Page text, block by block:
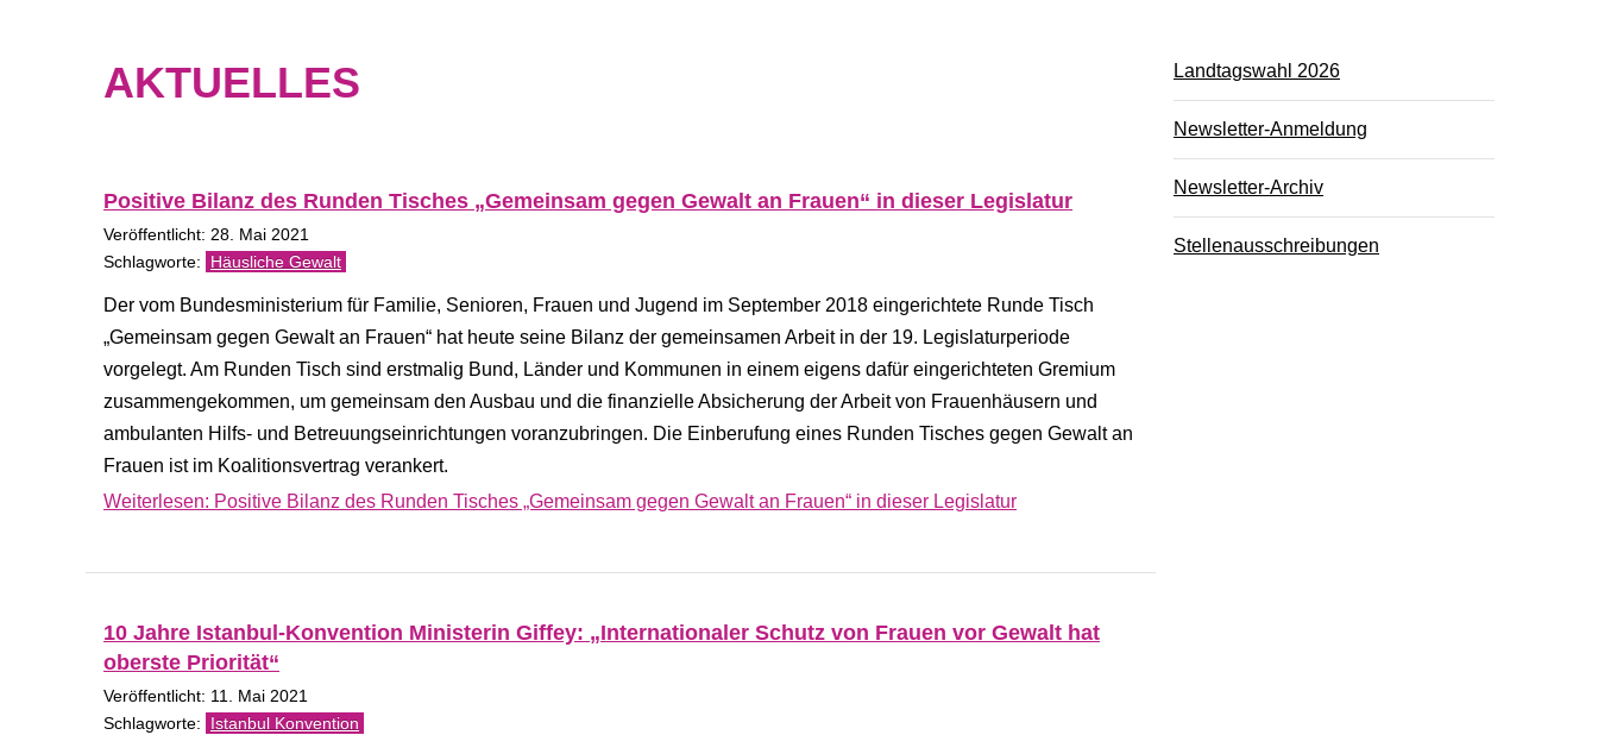
AKTUELLES
Positive Bilanz des Runden Tisches „Gemeinsam gegen Gewalt an Frauen“ in dieser Legislatur
Veröffentlicht: 28. Mai 2021
Häusliche Gewalt
Der vom Bundesministerium für Familie, Senioren, Frauen und Jugend im September 2018 eingerichtete Runde Tisch
„Gemeinsam gegen Gewalt an Frauen“ hat heute seine Bilanz der gemeinsamen Arbeit in der 19. Legislaturperiode
vorgelegt. Am Runden Tisch sind erstmalig Bund, Länder und Kommunen in einem eigens dafür eingerichteten Gremium
zusammengekommen, um gemeinsam den Ausbau und die finanzielle Absicherung der Arbeit von Frauenhäusern und
ambulanten Hilfs- und Betreuungseinrichtungen voranzubringen. Die Einberufung eines Runden Tisches gegen Gewalt an
Frauen ist im Koalitionsvertrag verankert.
Weiterlesen: Positive Bilanz des Runden Tisches „Gemeinsam gegen Gewalt an Frauen“ in dieser Legislatur
10 Jahre Istanbul-Konvention Ministerin Giffey: „Internationaler Schutz von Frauen vor Gewalt hat
oberste Priorität“
Veröffentlicht: 11. Mai 2021
Istanbul Konvention
Landtagswahl 2026
Newsletter-Anmeldung
Newsletter-Archiv
Stellenausschreibungen